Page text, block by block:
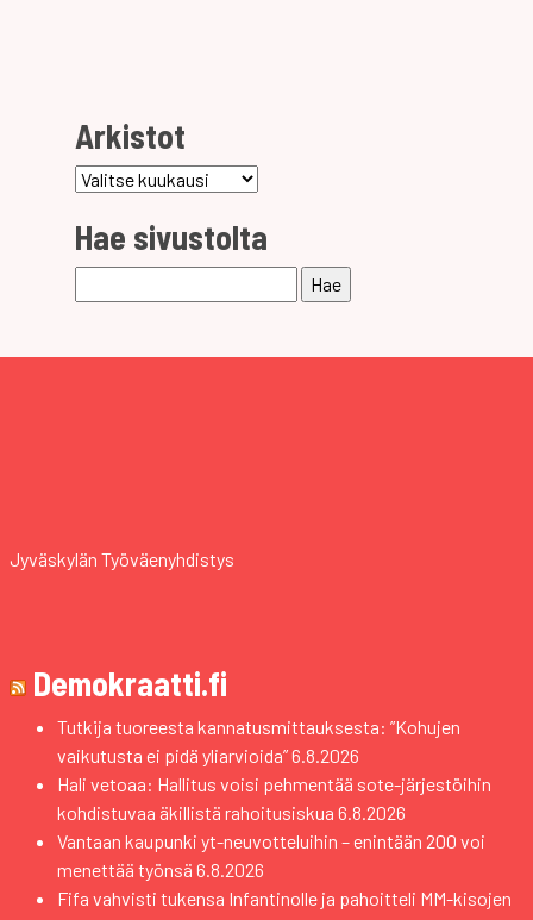
Arkistot
Arkistot
Hae sivustolta
Jyväskylän Työväenyhdistys
Demokraatti.fi
Tutkija tuoreesta kannatusmittauksesta: ”Kohujen
vaikutusta ei pidä yliarvioida”6.8.2026
Hali vetoaa: Hallitus voisi pehmentää sote-järjestöihin
kohdistuvaa äkillistä rahoitusiskua 6.8.2026
Vantaan kaupunki yt-neuvotteluihin – enintään 200 voi
menettää työnsä 6.8.2026
Fifa vahvisti tukensa Infantinolle ja pahoitteli MM-kisojen